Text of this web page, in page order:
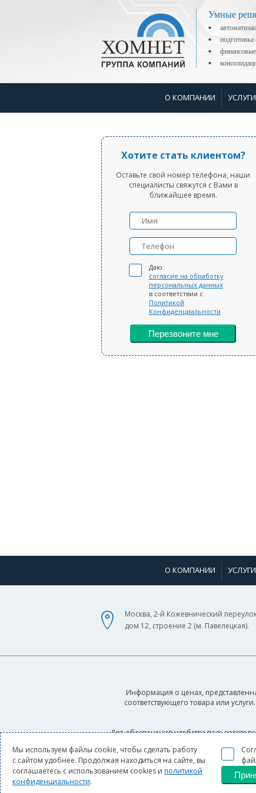
Умные
О КОМПАНИИ УСЛУГИ
Хотите стать клиентом?
Оставьте свой номер телефона, наши
специалисты свяжутся с Вами в
ближайшее время.
Даю
согласие на обработку
персональных данных
в соответствии с
Политикой
Конфиденциальности
Перезвоните мне
О КОМПАНИИ УСЛУГИ
Москва, 2-й Кожевнический
дом 12, строение 2 (м. Павелецкая).
Информация о ценах,
соответствующего товара или
Для обеспечения удобства
Мы используем файлы cookie, чтобы сделать работу
с сайтом удобнее. Продолжая находиться на сайте, вы
соглашаетесь с использованием cookies и политикой
конфиденциальности.